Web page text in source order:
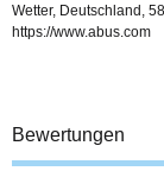
Wetter, Deutschland,
https://www.abus.com
Bewertungen